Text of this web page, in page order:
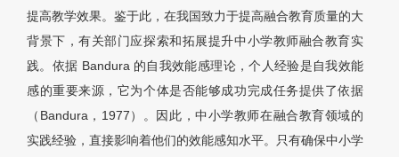
提高教学效果。鉴于此，在我国致力于提高融合教育质量的大
背景下，有关部门应探索和拓展提升中小学教师融合教育实
践。依据 Bandura 的自我效能感理论，个人经验是自我效能
感的重要来源，它为个体是否能够成功完成任务提供了依据
（Bandura，1977）。因此，中小学教师在融合教育领域的
实践经验，直接影响着他们的效能感知水平。只有确保中小学